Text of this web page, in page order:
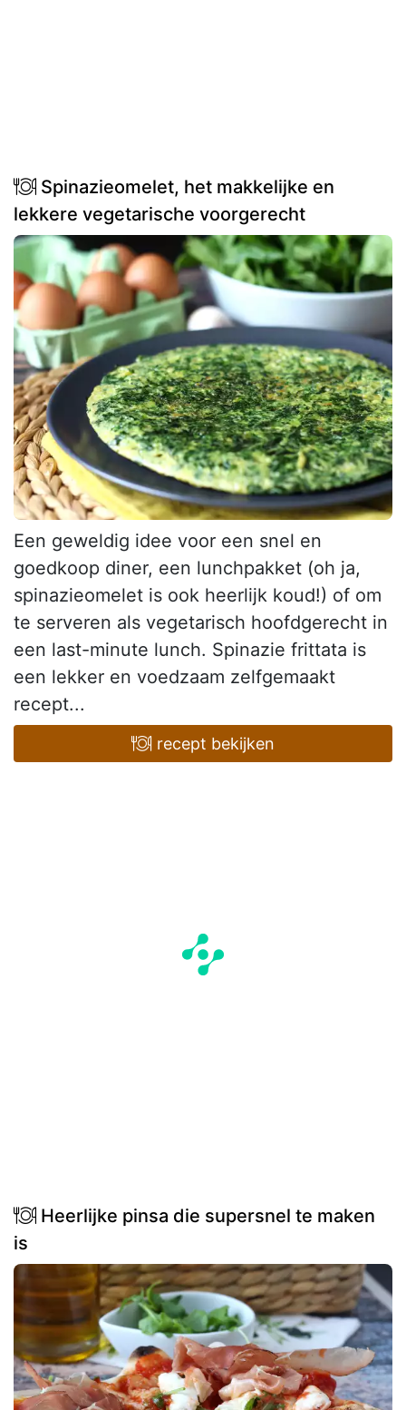
Spinazieomelet, het makkelijke en
lekkere vegetarische voorgerecht
Een geweldig idee voor een snel en
goedkoop diner, een lunchpakket (oh ja,
spinazieomelet is ook heerlijk koud!) of om
te serveren als vegetarisch hoofdgerecht in
een last-minute lunch. Spinazie frittata is
een lekker en voedzaam zelfgemaakt
recept...
recept bekijken
Heerlijke pinsa die supersnel te maken
is